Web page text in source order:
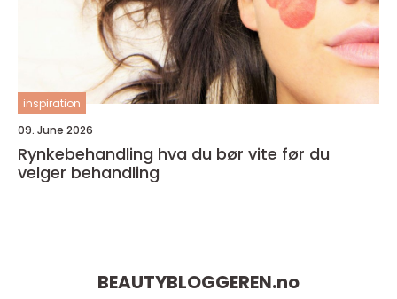
inspiration
09. June 2026
Rynkebehandling hva du bør vite før du
velger behandling
BEAUTYBLOGGEREN.no